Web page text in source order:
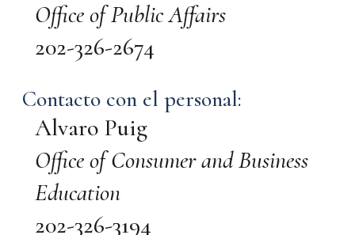
Office of Public Affairs
202-326-2674
Contacto con el personal:
Alvaro Puig
Office of Consumer and Business
Education
202-326-3194